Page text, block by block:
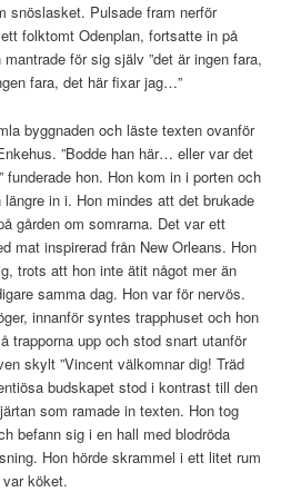
snöslasket. Pulsade fram nerför
folktomt Odenplan, fortsatte in på
för sig själv ”det är ingen fara,
fara, det här fixar jag…”
byggnaden och läste texten ovanför
”Bodde han här… eller var det
funderade hon. Hon kom in i porten och
in i. Hon mindes att det brukade
gården om somrarna. Det var ett
mat inspirerad från New Orleans. Hon
trots att hon inte ätit något mer än
samma dag. Hon var för nervös.
innanför syntes trapphuset och hon
trapporna upp och stod snart utanför
skylt ”Vincent välkomnar dig! Träd
budskapet stod i kontrast till den
som ramade in texten. Hon tog
befann sig i en hall med blodröda
Hon hörde skrammel i ett litet rum
köket.